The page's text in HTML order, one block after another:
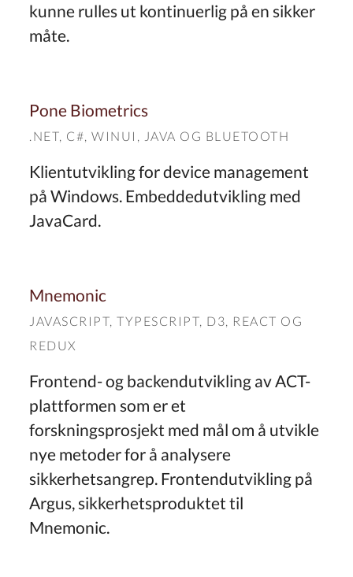
kunne rulles ut kontinuerlig på en sikker
måte.
Pone Biometrics
.NET, C#, WINUI, JAVA OG BLUETOOTH
Klientutvikling for device management
på Windows. Embeddedutvikling med
JavaCard.
Mnemonic
JAVASCRIPT,TYPESCRIPT, D3, REACT OG
REDUX
Frontend- og backendutvikling av ACT-
plattformen som er et
forskningsprosjekt med mål om å utvikle
nye metoder for å analysere
sikkerhetsangrep. Frontendutvikling på
Argus, sikkerhetsproduktet til
Mnemonic.